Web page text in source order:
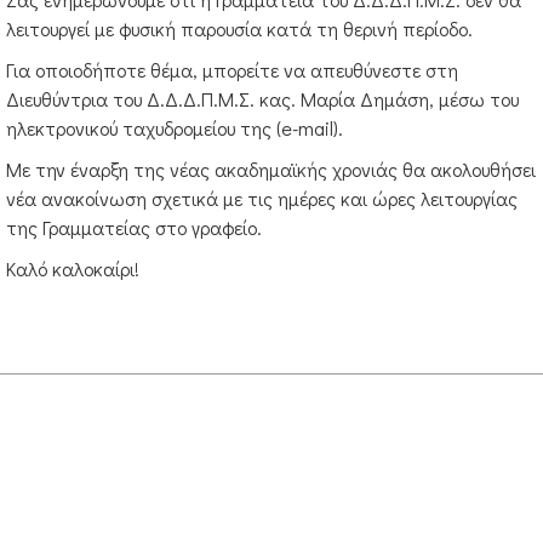
ΔΙΑΠΑΝΕΠΙΣΤΗΜΙΑΚΌ, ΔΙΑΤΜΗΜΑΤΙΚΌ ΠΡΌΓΡΑΜΜΑ
ΚΑΤΑΣΚΕΥΉ - ΕΝΗΜΈΡΩΣΗ - ΣΥΝΤΉΡΗΣΗ ΙΣΤΟΣΕΛΊΔΑΣ:ΑΝΤΏΝΗΣ ΜΥΛΩΝΌΠΟΥΛΟΣ
ΓΡΑΜΜΑΤΕΊΑ ΔΔΔΠΜΣ, ΤΗΛΈΦΩΝΟ: 25310-39422, SKYPE:
: ΔΕΥΤΕΡΑ 09:00-12:00, ΤΕΤΑΡΤΗ 17:00-19:00, ΠΕΜΠΤΗ 12:00-15:00 &
λειτουργεί με φυσική παρουσία κατά τη θερινή περίοδο.
Για οποιοδήποτε θέμα, μπορείτε να απευθύνεστε στη
Διευθύντρια του Δ.Δ.Δ.Π.Μ.Σ. κας. Μαρία Δημάση, μέσω του
ηλεκτρονικού ταχυδρομείου της (e-mail).
Με την έναρξη της νέας ακαδημαϊκής χρονιάς θα ακολουθήσει
νέα ανακοίνωση σχετικά με τις ημέρες και ώρες λειτουργίας
της Γραμματείας στο γραφείο.
Καλό καλοκαίρι!